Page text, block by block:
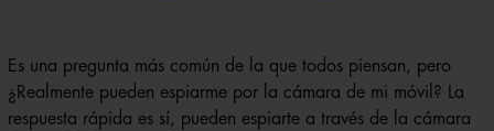
Es una pregunta más común de la que todos piensan, pero
¿Realmente pueden espiarme por la cámara de mi móvil? La
respuesta rápida es sí, pueden espiarte a través de la cámara